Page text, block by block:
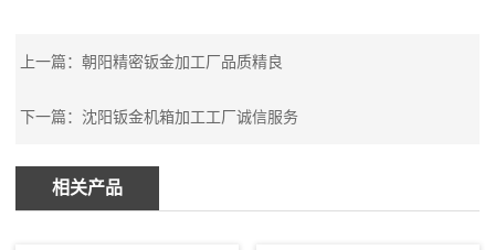
上一篇：朝阳精密钣金加工厂品质精良
下一篇： 沈阳钣金机箱加工工厂诚信服务
相关产品